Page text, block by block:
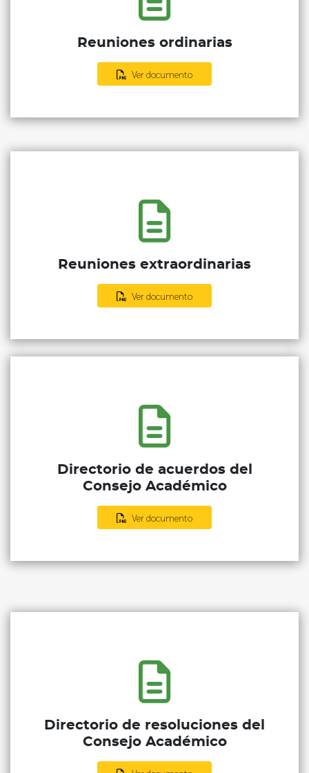
Reuniones ordinarias
Ver documento
Reuniones extraordinarias
Ver documento
Directorio de acuerdos del
Consejo Académico
Ver documento
Directorio de resoluciones del
Consejo Académico